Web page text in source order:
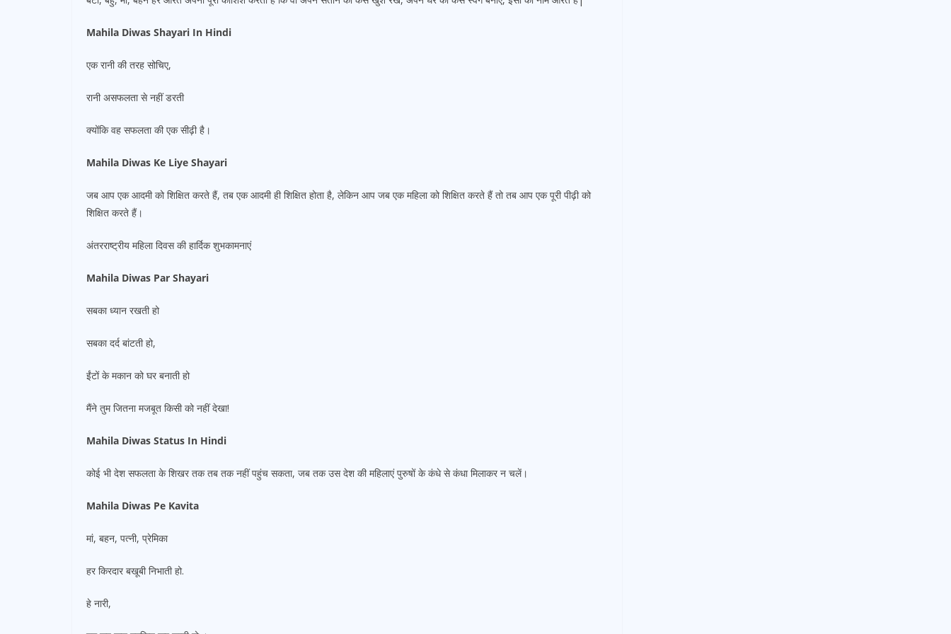
Mahila Diwas Shayari In Hindi
एक रानी की तरह सोचिए,
रानी असफलता से नहीं डरती
क्योंकि वह सफलता की एक सीढ़ी है।
Mahila Diwas Ke Liye Shayari
जब आप एक आदमी को शिक्षित करते हैं, तब एक आदमी ही शिक्षित होता है, लेकिन आप जब एक महिला को शिक्षित करते हैं तो तब आप एक पूरी पीढ़ी को
शिक्षित करते हैं।
अंतरराष्ट्रीय महिला दिवस की हार्दिक शुभकामनाएं
Mahila Diwas Par Shayari
सबका ध्यान रखती हो
सबका दर्द बांटती हो,
ईंटों के मकान को घर बनाती हो
मैंने तुम जितना मजबूत किसी को नहीं देखा!
Mahila Diwas Status In Hindi
कोई भी देश सफलता के शिखर तक तब तक नहीं पहुंच सकता, जब तक उस देश की महिलाएं पुरुषों के कंधे से कंधा मिलाकर न चलें।
Mahila Diwas Pe Kavita
मां, बहन, पत्नी, प्रेमिका
हर किरदार बखूबी निभाती हो.
हे नारी,